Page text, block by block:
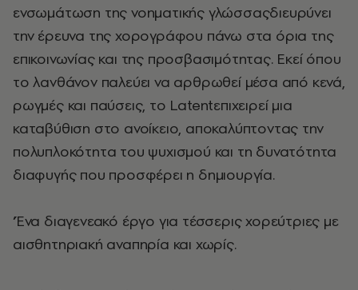
ενσωμάτωση της νοηματικής γλώσσαςδιευρύνει
την έρευνα της χορογράφου πάνω στα όρια της
επικοινωνίας και της προσβασιμότητας. Εκεί όπου
το λανθάνον παλεύει να αρθρωθεί μέσα από κενά,
ρωγμές και παύσεις, το Latentεπιχειρεί μια
καταβύθιση στο ανοίκειο, αποκαλύπτοντας την
πολυπλοκότητα του ψυχισμού και τη δυνατότητα
διαφυγής που προσφέρει η δημιουργία.
‘Ένα διαγενεακό έργο για τέσσερις χορεύτριες με
αισθητηριακή αναπηρία και χωρίς.